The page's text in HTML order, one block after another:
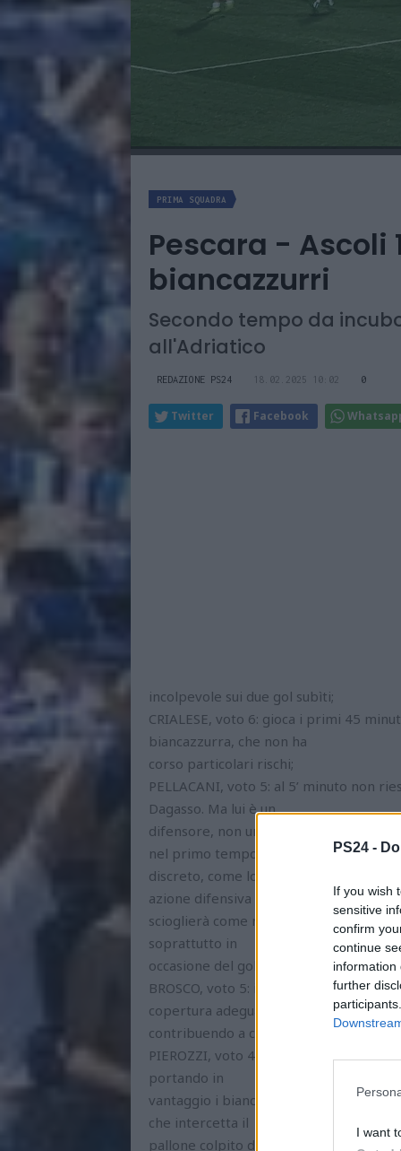
PS24 -
If you wish
sensitive
confirm
continue
information
further
I want
PRIMA SQUADRA
Pescara - Ascoli
biancazzurri
Secondo tempo da
all'Adriatico
REDAZIONE PS24 18.02.2025 10:02 0
Twitter Facebook
incolpevole sui due gol subìti;
CRIALESE, voto 6: gioca i primi 45
biancazzurra, che non ha
corso particolari rischi;
PELLACANI, voto 5: al 5’ minuto non
Dagasso. Ma lui è un
difensore, non un attaccante, e
nel primo tempo
discreto, come lo fanno anche i suoi
azione difensiva si
scioglierà come neve al sole, facendo
soprattutto in
occasione del gol vittoria ascolano
BROSCO, voto 5: idem con Pellacani.
copertura adeguata
contribuendo a consentire le incursioni
PIEROZZI, voto 4: nel bene e nel male
portando in
vantaggio i biancazzurri. Poi, al 50’,
che intercetta il
pallone colpito di testa da D’Uffizi.